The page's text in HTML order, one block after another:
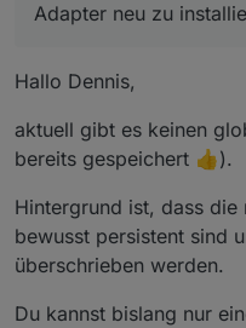
Adapter neu zu
Hallo Dennis,
aktuell gibt es keinen
bereits gespeichert 👍).
Hintergrund ist, dass die
bewusst persistent sind
überschrieben werden.
Du kannst bislang nur